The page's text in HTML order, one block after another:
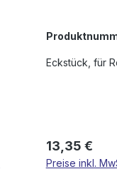
Eckstück, für
Regulärer
13,35 €
Preise inkl.